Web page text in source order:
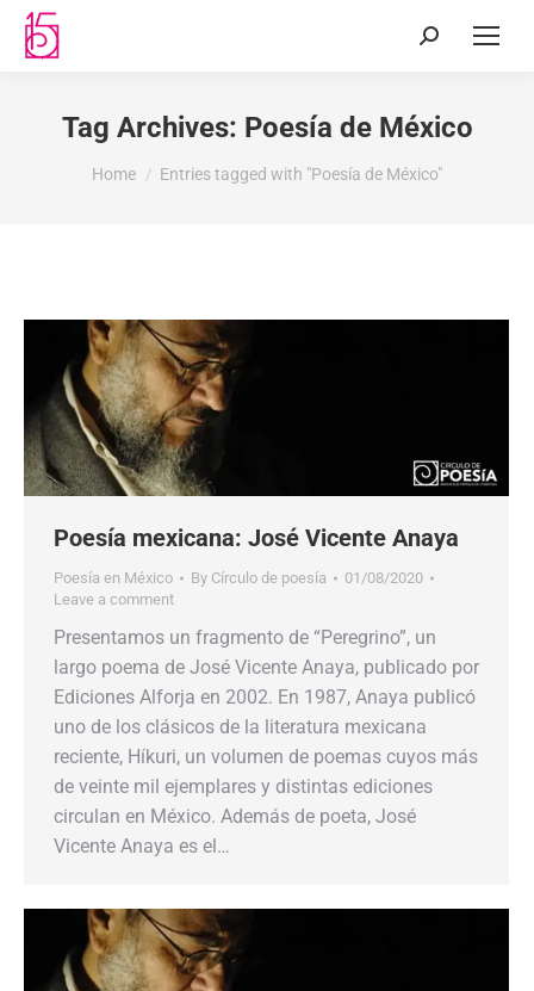
Tag Archives: Poesía de México
You are here:
Home Entries tagged with "Poesía de México"
Poesía mexicana: José Vicente Anaya
Poesía en México By Círculo de poesía
01/08/2020
Leave a comment
Presentamos un fragmento de “Peregrino”, un
largo poema de José Vicente Anaya, publicado por
Ediciones Alforja en 2002. En 1987, Anaya publicó
uno de los clásicos de la literatura mexicana
reciente, Híkuri, un volumen de poemas cuyos más
de veinte mil ejemplares y distintas ediciones
circulan en México. Además de poeta, José
Vicente Anaya es el…